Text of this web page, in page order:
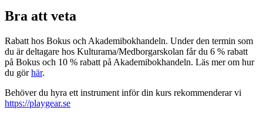
Bra att veta
Rabatt hos Bokus och Akademibokhandeln. Under den termin som
du är deltagare hos Kulturama/Medborgarskolan får du 6 % rabatt
på Bokus och 10 % rabatt på Akademibokhandeln. Läs mer om hur
du görhär.
Behöver du hyra ett instrument inför din kurs rekommenderar vi
https://playgear.se